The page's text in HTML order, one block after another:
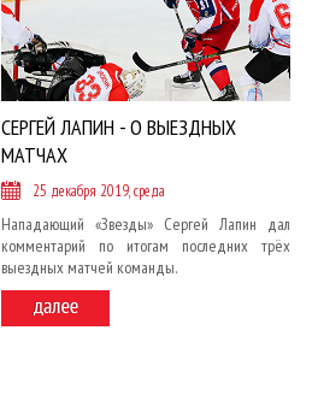
СЕРГЕЙ ЛАПИН - О ВЫЕЗДНЫХ
МАТЧАХ
25 декабря 2019, среда
Нападающий «Звезды» Сергей Лапин дал
комментарий по итогам последних трёх
выездных матчей команды.